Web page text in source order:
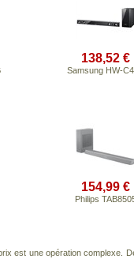
138,52 €
Samsung HW-
154,99 €
Philips
est une opération complexe.